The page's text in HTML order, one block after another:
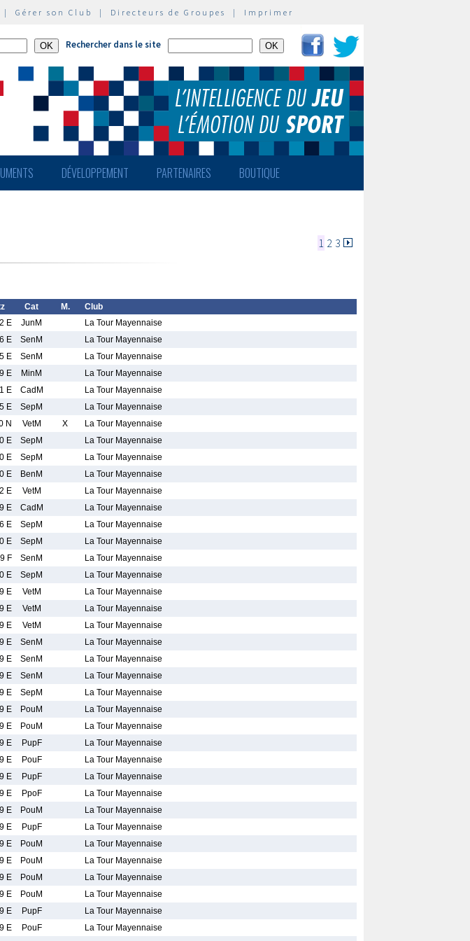
| Gérer son Club | Directeurs de Groupes | Imprimer
Rechercher dans le site
DÉVELOPPEMENT PARTENAIRES BOUTIQUE
1 2 3
Cat M.
Club
E JunM
La Tour Mayennaise
E SenM
La Tour Mayennaise
E SenM
La Tour Mayennaise
E MinM
La Tour Mayennaise
E CadM
La Tour Mayennaise
E SepM
La Tour Mayennaise
N VetM X
La Tour Mayennaise
E SepM
La Tour Mayennaise
E SepM
La Tour Mayennaise
E BenM
La Tour Mayennaise
E VetM
La Tour Mayennaise
E CadM
La Tour Mayennaise
E SepM
La Tour Mayennaise
E SepM
La Tour Mayennaise
F SenM
La Tour Mayennaise
E SepM
La Tour Mayennaise
E VetM
La Tour Mayennaise
E VetM
La Tour Mayennaise
E VetM
La Tour Mayennaise
E SenM
La Tour Mayennaise
E SenM
La Tour Mayennaise
E SenM
La Tour Mayennaise
E SepM
La Tour Mayennaise
E PouM
La Tour Mayennaise
E PouM
La Tour Mayennaise
E PupF
La Tour Mayennaise
E PouF
La Tour Mayennaise
E PupF
La Tour Mayennaise
E PpoF
La Tour Mayennaise
E PouM
La Tour Mayennaise
E PupF
La Tour Mayennaise
E PouM
La Tour Mayennaise
E PouM
La Tour Mayennaise
E PouM
La Tour Mayennaise
E PouM
La Tour Mayennaise
E PupF
La Tour Mayennaise
E PouF
La Tour Mayennaise